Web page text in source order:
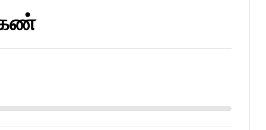
₨900.0
₨810.0
கண்